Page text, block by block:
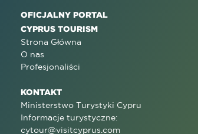
OFICJALNY PORTAL
CYPRUS TOURISM
Strona Główna
O nas
Profesjonaliści
KONTAKT
Ministerstwo Turystyki Cypru
Informacje turystyczne:
cytour@visitcyprus.com